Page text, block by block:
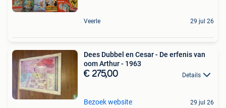
Veerle 29 jul 26
Dees Dubbel en Cesar - De erfenis van
oom Arthur - 1963
€ 275,00 Details
Bezoek website 29 jul 26